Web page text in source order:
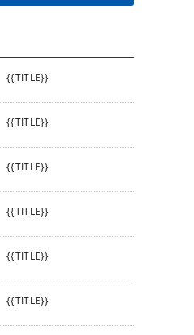
{{TITLE}}
{{TITLE}}
{{TITLE}}
{{TITLE}}
{{TITLE}}
{{TITLE}}